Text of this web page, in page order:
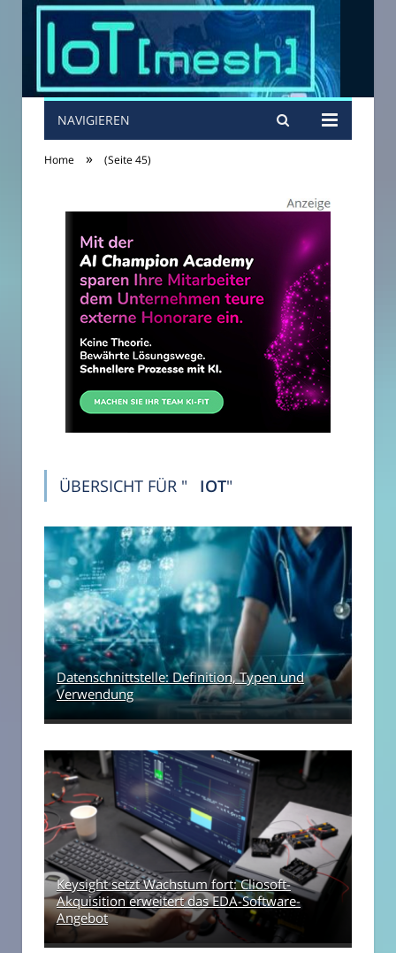
NAVIGIEREN
Home » (Seite 45)
ÜBERSICHT FÜR " IOT"
Datenschnittstelle: Definition, Typen und
Verwendung
Keysight setzt Wachstum fort: Cliosoft-
Akquisition erweitert das EDA-Software-
Angebot